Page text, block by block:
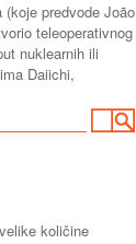
predvode João
teleoperativnog
nuklearnih ili
Daiichi,
količine